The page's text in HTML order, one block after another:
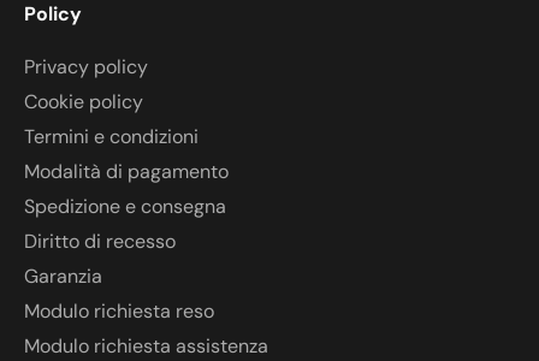
Policy
Privacy policy
Cookie policy
Termini e condizioni
Modalità di pagamento
Spedizione e consegna
Diritto di recesso
Garanzia
Modulo richiesta reso
Modulo richiesta assistenza